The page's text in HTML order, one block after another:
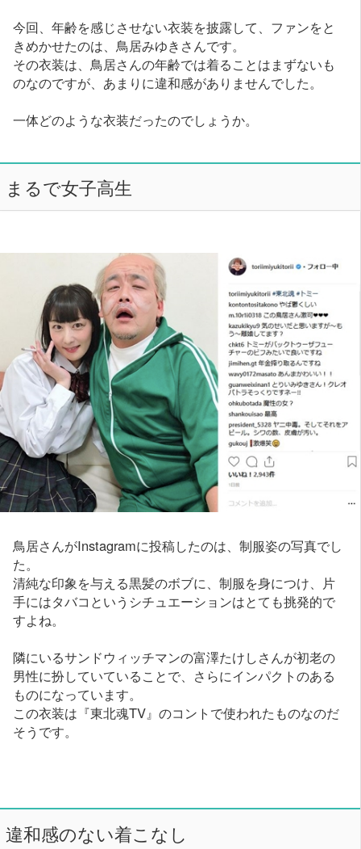
今回、年齢を感じさせない衣装を披露して、ファンをと
きめかせたのは、鳥居みゆきさんです。
その衣装は、鳥居さんの年齢では着ることはまずないも
のなのですが、あまりに違和感がありませんでした。
一体どのような衣装だったのでしょうか。
まるで女子高生
鳥居さんがInstagramに投稿したのは、制服姿の写真でし
た。
清純な印象を与える黒髪のボブに、制服を身につけ、片
手にはタバコというシチュエーションはとても挑発的で
すよね。
隣にいるサンドウィッチマンの富澤たけしさんが初老の
男性に扮していていることで、さらにインパクトのある
ものになっています。
この衣装は『東北魂TV』のコントで使われたものなのだ
そうです。
違和感のない着こなし